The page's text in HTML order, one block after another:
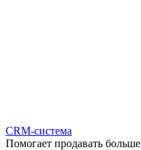
CRM-система
Помогает продавать больше